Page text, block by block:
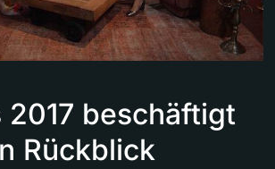
2017 beschäftigt
Rückblick